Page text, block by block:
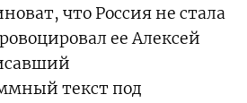
что Россия не стала
ее Алексей
текст под